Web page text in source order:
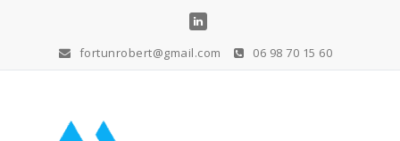
fortunrobert@gmail.com 06 98 70 15 60